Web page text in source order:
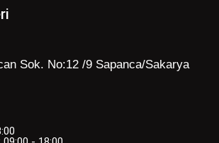
Sok. No:12 /9 Sapanca/Sakarya